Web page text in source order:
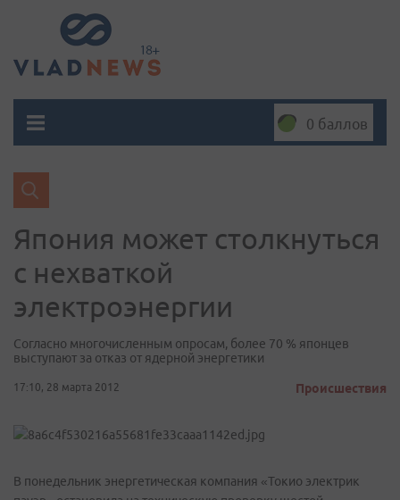
0 баллов
Япония может столкнуться
с нехваткой
электроэнергии
Согласно многочисленным опросам, более 70 % японцев
выступают за отказ от ядерной энергетики
17:10, 28 марта 2012 Происшествия
В понедельник энергетическая компания «Токио электрик